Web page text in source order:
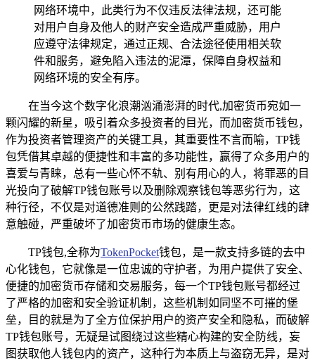
网络环境中，此类行为不仅违反法律法规，还可能
对用户自身及他人的财产安全造成严重威胁，用户
应遵守法律规定，通过正规、合法途径使用相关软
件和服务，避免陷入违法的泥潭，保障自身权益和
网络环境的安全有序。
在当今这个数字化浪潮汹涌澎湃的时代,加密货币宛如一
颗闪耀的新星，吸引着众多投资者的目光，而加密货币钱包，
作为投资者管理资产的关键工具，其重要性不言而喻，TP钱
包凭借其卓越的便捷性和丰富的多功能性，赢得了众多用户的
喜爱与青睐，总有一些心怀不轨、别有用心的人，将罪恶的目
光投向了破解TP钱包账号以及删除观察钱包等恶劣行为，这
种行径，不仅是对道德准则的公然践踏，更是对法律红线的肆
意触碰，严重破坏了加密货币市场的健康生态。
TP钱包,全称为TokenPocket钱包，是一款支持多链的去中
心化钱包，它就像是一位忠诚的守护者，为用户提供了安全、
便捷的加密货币存储和交易服务，每一个TP钱包账号都经过
了严格的加密和安全验证机制，这些机制如同坚不可摧的堡
垒，目的就是为了全方位保护用户的资产安全和隐私，而破解
TP钱包账号，无疑是试图绕过这些精心构建的安全防线，妄
图获取他人钱包内的资产，这种行为本质上与盗窃无异，是对